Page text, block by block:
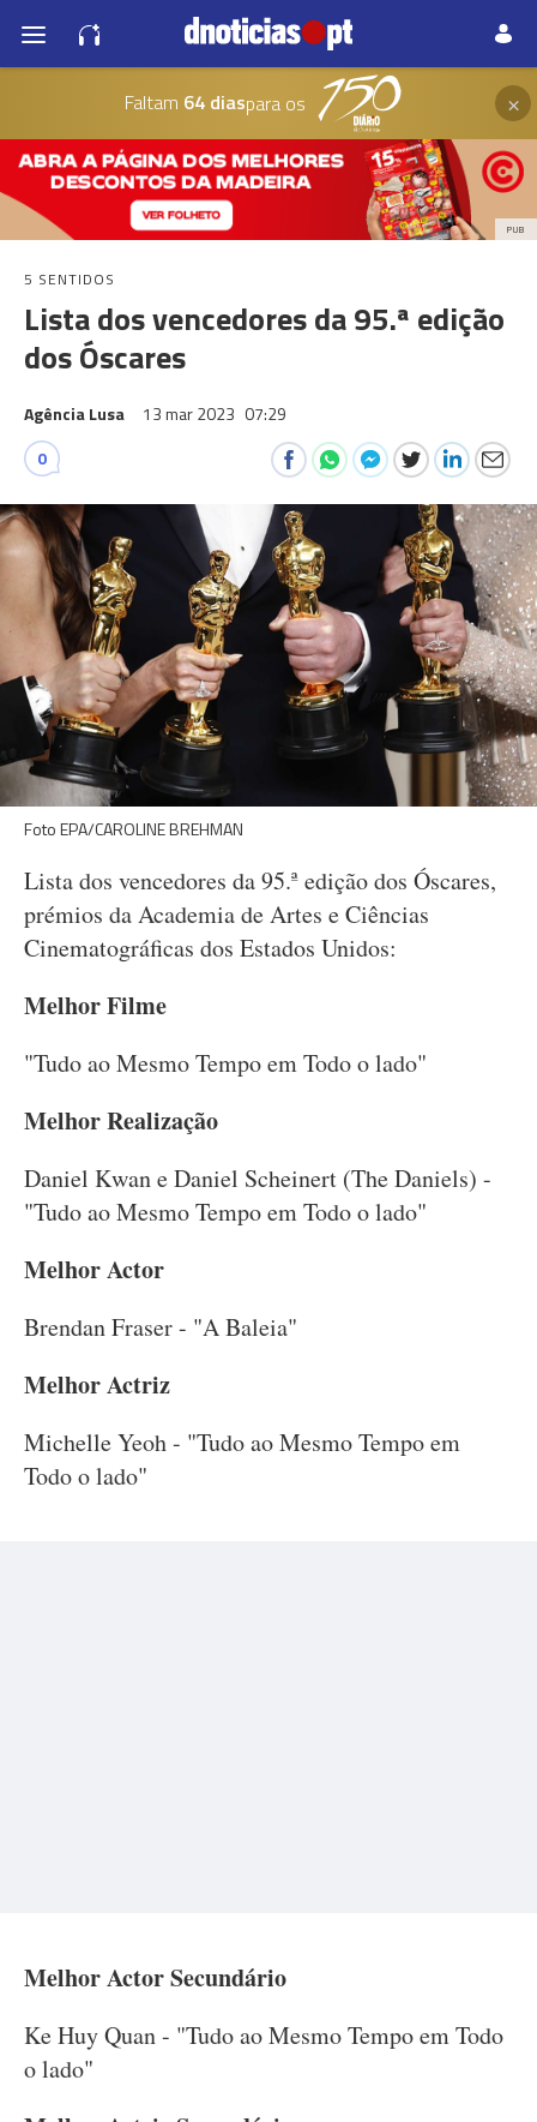
Faltam 64 diaspara os ×
PUB
5 SENTIDOS
Lista dos vencedores da 95.ª edição
dos Óscares
Agência Lusa 13 mar 2023 07:29
0
Foto EPA/CAROLINE BREHMAN
Lista dos vencedores da 95.ª edição dos Óscares,
prémios da Academia de Artes e Ciências
Cinematográficas dos Estados Unidos:
Melhor Filme
"Tudo ao Mesmo Tempo em Todo o lado"
Melhor Realização
Daniel Kwan e Daniel Scheinert (The Daniels) -
"Tudo ao Mesmo Tempo em Todo o lado"
Melhor Actor
Brendan Fraser - "A Baleia"
Melhor Actriz
Michelle Yeoh - "Tudo ao Mesmo Tempo em
Todo o lado"
Melhor Actor Secundário
Ke Huy Quan - "Tudo ao Mesmo Tempo em Todo
o lado"